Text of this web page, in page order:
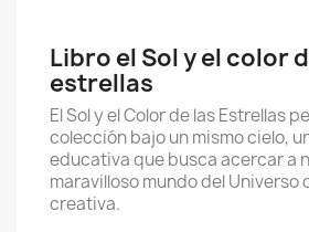
Libro el Sol y el color
estrellas
El Sol y el Color de las Estrellas
colección bajo un mismo cielo,
educativa que busca acercar a
maravilloso mundo del Universo
creativa.